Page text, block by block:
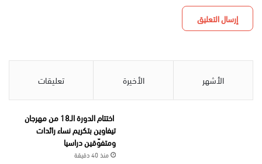
الأشهر الأخيرة تعليقات
اختتام الدورة الـ18 من مهرجان
تيفاوين بتكريم نساء رائدات
ومتفوّقين دراسيا
منذ 40 دقيقة